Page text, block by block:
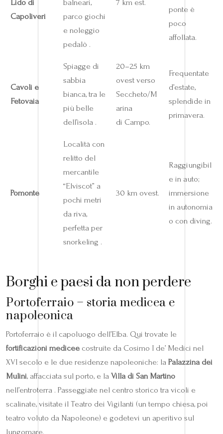
Lido di
Capoliveri
balneari,
parco giochi
e noleggio
pedalò .
7 km est.
ponte è
poco
affollata.
Cavoli e
Fetovaia
Spiagge di
sabbia
bianca, tra le
più belle
dell’isola .
20–25 km
ovest verso
Seccheto/M
arina
di Campo.
Frequentate
d’estate,
splendide in
primavera.
Pomonte
Località con
relitto del
mercantile
“Elviscot” a
pochi metri
da riva,
perfetta per
snorkeling .
30 km ovest.
Raggiungibil
e in auto;
immersione
in autonomia
o con diving.
Borghi e paesi da non perdere
Portoferraio – storia medicea e
napoleonica
Portoferraio è il capoluogo dell’Elba. Qui trovate le
fortificazioni medicee costruite da Cosimo I de’ Medici nel
XVI secolo e le due residenze napoleoniche: la Palazzina dei
Mulini, affacciata sul porto, e la Villa di San Martino
nell’entroterra . Passeggiate nel centro storico tra vicoli e
scalinate, visitate il Teatro dei Vigilanti (un tempo chiesa, poi
teatro voluto da Napoleone) e godetevi un aperitivo sul
lungomare.